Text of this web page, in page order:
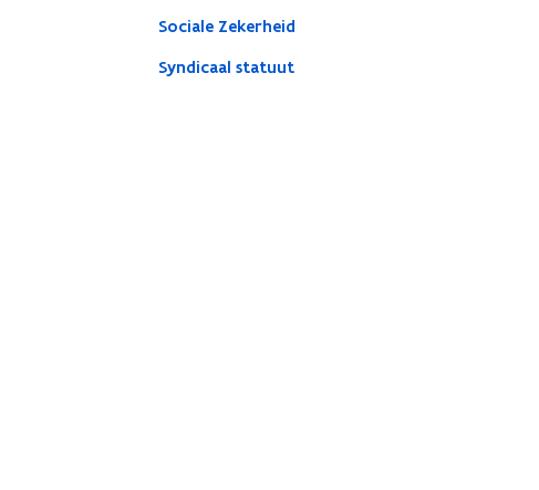
Sociale Zekerheid
Syndicaal statuut